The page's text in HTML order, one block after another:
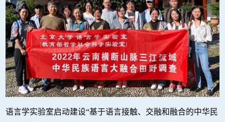
语言学实验室启动建设“基于语言接触、交融和融合的中华民